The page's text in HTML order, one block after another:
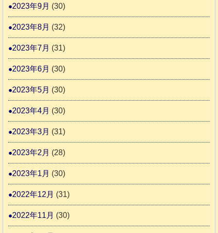
2023年9月 (30)
2023年8月 (32)
2023年7月 (31)
2023年6月 (30)
2023年5月 (30)
2023年4月 (30)
2023年3月 (31)
2023年2月 (28)
2023年1月 (30)
2022年12月 (31)
2022年11月 (30)